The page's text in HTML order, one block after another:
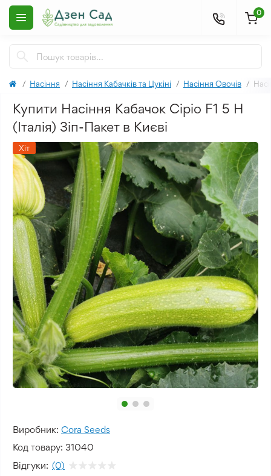
0
Насіння Насіння Кабачків та Цукіні Насіння Овочів
Купити Насіння Кабачок Сіріо F1 5 Н
(Італія) Зіп-Пакет в Києві
Хіт
Виробник: Cora Seeds
Код товару: 31040
Відгуки: (0)